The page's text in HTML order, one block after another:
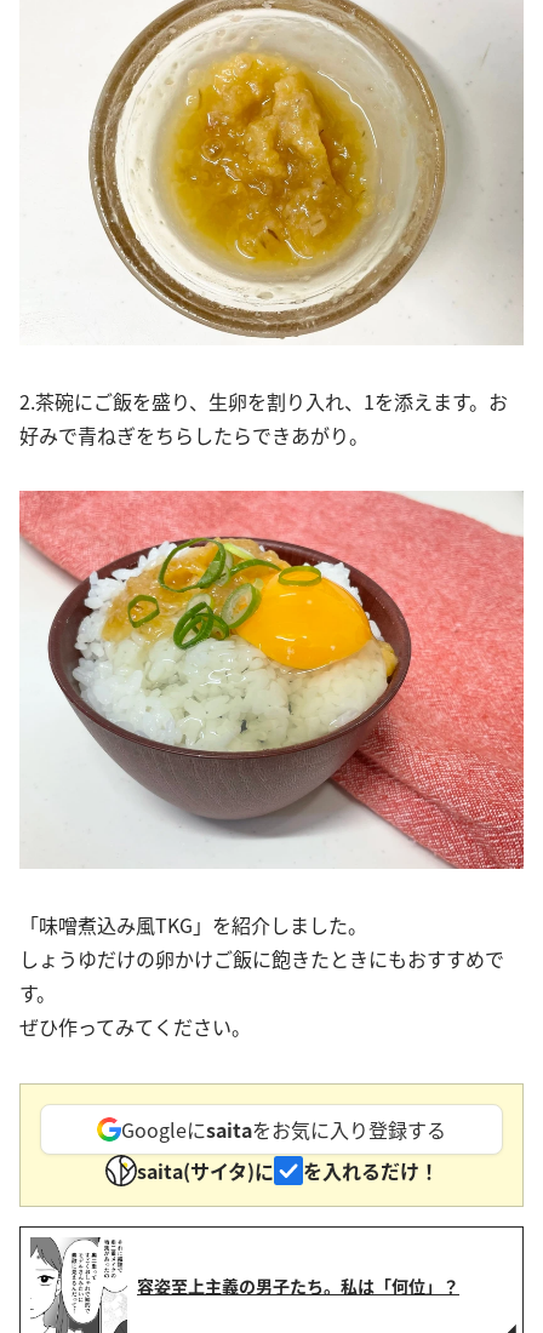
2.茶碗にご飯を盛り、生卵を割り入れ、1を添えます。お
好みで青ねぎをちらしたらできあがり。
「味噌煮込み風TKG」を紹介しました。
しょうゆだけの卵かけご飯に飽きたときにもおすすめで
す。
ぜひ作ってみてください。
Googleにsaitaをお気に入り登録する
saita(サイタ)に
を入れるだけ！
容姿至上主義の男子たち。私は「何位」？